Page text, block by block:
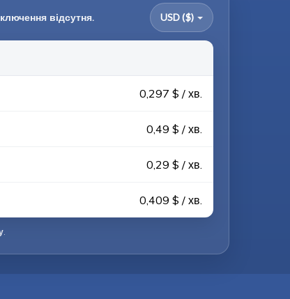
відсутня. USD ($)
0,297 $ / хв.
0,49 $ / хв.
0,29 $ / хв.
0,409 $ / хв.
.